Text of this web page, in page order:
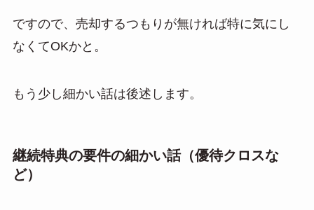
ですので、売却するつもりが無ければ特に気にし
なくてOKかと。
もう少し細かい話は後述します。
継続特典の要件の細かい話（優待クロスな
ど）